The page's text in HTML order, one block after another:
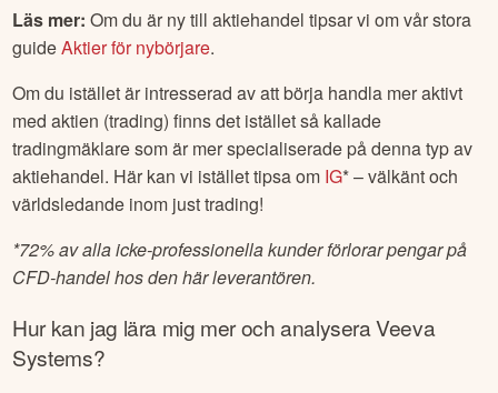
Läs mer: Om du är ny till aktiehandel tipsar vi om vår stora
guideAktier för nybörjare.
Om du istället är intresserad av att börja handla mer aktivt
med aktien (trading) finns det istället så kallade
tradingmäklare som är mer specialiserade på denna typ av
aktiehandel. Här kan vi istället tipsa om IG* – välkänt och
världsledande inom just trading!
*72% av alla icke-professionella kunder förlorar pengar på
CFD-handel hos den här leverantören.
Hur kan jag lära mig mer och analyseraVeeva
Systems?